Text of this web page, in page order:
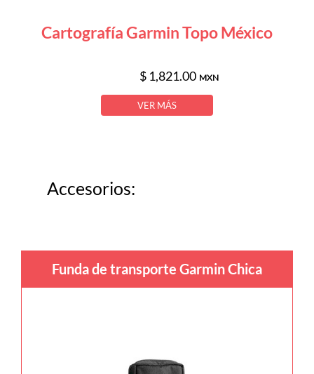
Cartografía Garmin Topo México
$ 1,821.00 MXN
VER MÁS
Accesorios:
Funda de transporte Garmin Chica